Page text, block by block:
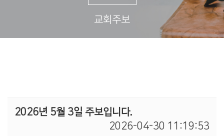
교회주보
2026년 5월 3일 주보입니다.
2026-04-30 11:19:53